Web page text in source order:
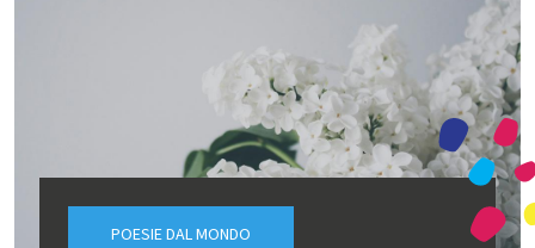
POESIE DAL MONDO